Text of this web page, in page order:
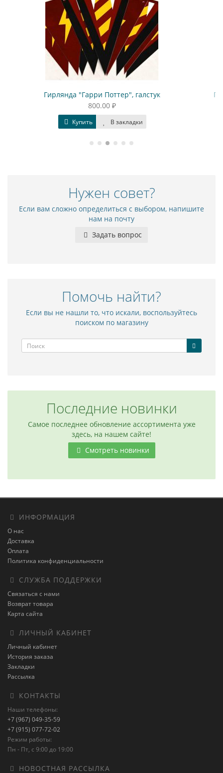
Гирлянда прямоугольная "Гарри
Нужен совет?
Если вам сложно определиться с выбором, напишите
нам на почту
Задать вопрос
Помочь найти?
Если вы не нашли то, что искали, воспользуйтесь
поиском по магазину
Последние новинки
Самое последнее обновление ассортимента уже
здесь, на нашем сайте!
Смотреть новинки
ИНФОРМАЦИЯ
О нас
Доставка
Оплата
Политика конфиденциальности
СЛУЖБА ПОДДЕРЖКИ
Связаться с нами
Возврат товара
Карта сайта
ЛИЧНЫЙ КАБИНЕТ
Личный кабинет
История заказа
Закладки
Рассылка
КОНТАКТЫ
Наши телефоны:
+7 (967) 049-35-59
+7 (915) 077-72-02
Режим работы:
Пн - Пт, с 9:00 до 19:00
НОВОСТНАЯ РАССЫЛКА